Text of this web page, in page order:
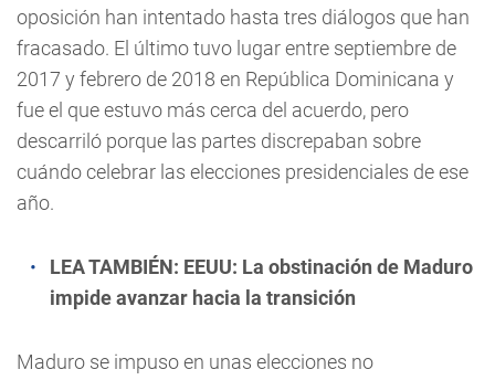
oposición han intentado hasta tres diálogos que han
fracasado. El último tuvo lugar entre septiembre de
2017 y febrero de 2018 en República Dominicana y
fue el que estuvo más cerca del acuerdo, pero
descarriló porque las partes discrepaban sobre
cuándo celebrar las elecciones presidenciales de ese
año.
LEA TAMBIÉN: EEUU: La obstinación de Maduro
impide avanzar hacia la transición
Maduro se impuso en unas elecciones no